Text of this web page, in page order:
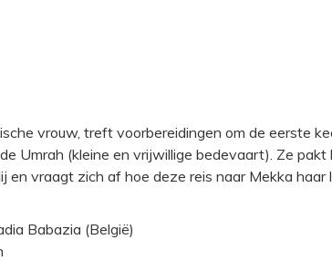
vrouw, treft voorbereidingen om de eerste
Umrah (kleine en vrijwillige bedevaart). Ze pakt
en vraagt zich af hoe deze reis naar Mekka haar
Babazia (België)